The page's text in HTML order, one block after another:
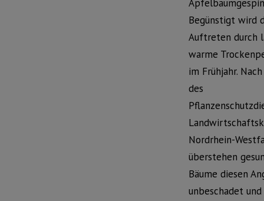
Begünstigt wird
Auftreten durch
warme
im Frühjahr.
des
Nordrhein-
überstehen
Bäume diesen
unbeschadet